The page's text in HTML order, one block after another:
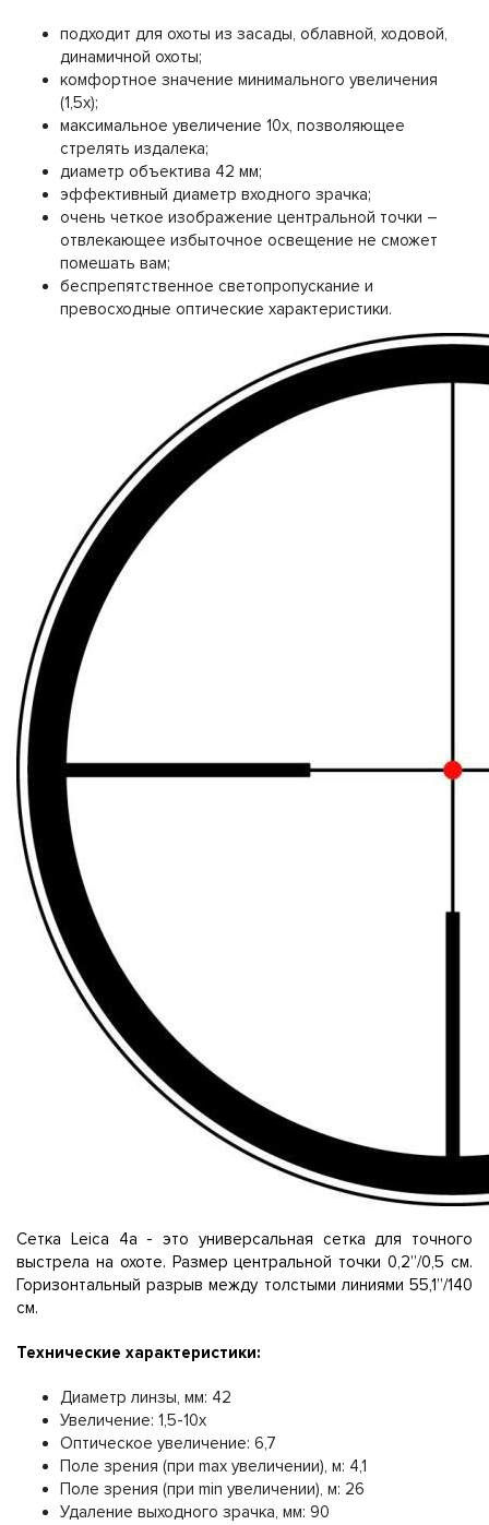
подходит для охоты из засады, облавной, ходовой,
динамичной охоты;
комфортное значение минимального увеличения
(1,5х);
максимальное увеличение 10х, позволяющее
стрелять издалека;
диаметр объектива 42 мм;
эффективный диаметр входного зрачка;
очень четкое изображение центральной точки –
отвлекающее избыточное освещение не сможет
помешать вам;
беспрепятственное светопропускание и
превосходные оптические характеристики.
Сетка Leica 4a - это универсальная сетка для точного
выстрела на охоте. Размер центральной точки 0,2’’/0,5 см.
Горизонтальный разрыв между толстыми линиями 55,1’’/140
см.
Технические характеристики:
Диаметр линзы, мм: 42
Увеличение: 1,5-10x
Оптическое увеличение: 6,7
Поле зрения (при max увеличении), м: 4,1
Поле зрения (при min увеличении), м: 26
Удаление выходного зрачка, мм: 90